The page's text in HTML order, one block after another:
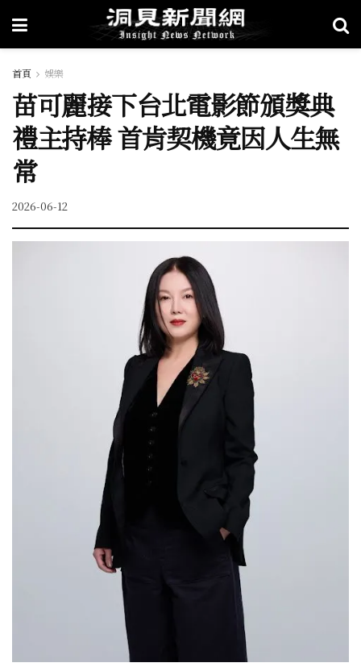
首頁 娛樂
苗可麗接下台北電影節頒獎典
禮主持棒 首肯契機竟因人生無
常
2026-06-12